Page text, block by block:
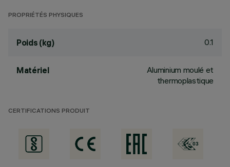
PROPRIÉTÉS PHYSIQUES
Poids (kg) 0.1
Matériel
Aluminium moulé et
thermoplastique
CERTIFICATIONS PRODUIT